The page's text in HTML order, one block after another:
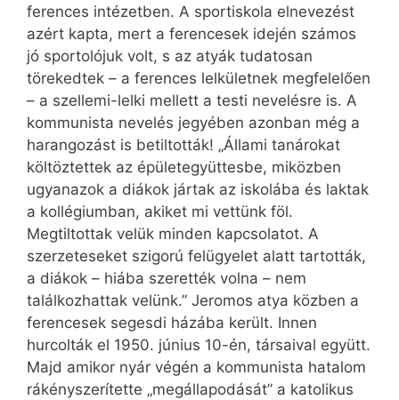
ferences intézetben. A sportiskola elnevezést
azért kapta, mert a ferencesek idején számos
jó sportolójuk volt, s az atyák tudatosan
törekedtek – a ferences lelkületnek megfelelően
– a szellemi-lelki mellett a testi nevelésre is. A
kommunista nevelés jegyében azonban még a
harangozást is betiltották! „Állami tanárokat
költöztettek az épületegyüttesbe, miközben
ugyanazok a diákok jártak az iskolába és laktak
a kollégiumban, akiket mi vettünk föl.
Megtiltottak velük minden kapcsolatot. A
szerzeteseket szigorú felügyelet alatt tartották,
a diákok – hiába szerették volna – nem
találkozhattak velünk.” Jeromos atya közben a
ferencesek segesdi házába került. Innen
hurcolták el 1950. június 10-én, társaival együtt.
Majd amikor nyár végén a kommunista hatalom
rákényszerítette „megállapodását” a katolikus